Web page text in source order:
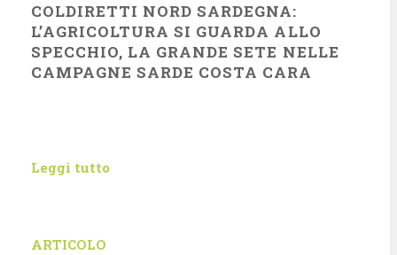
COLDIRETTI NORD SARDEGNA:
L’AGRICOLTURA SI GUARDA ALLO
SPECCHIO, LA GRANDE SETE NELLE
CAMPAGNE SARDE COSTA CARA
Leggi tutto
ARTICOLO